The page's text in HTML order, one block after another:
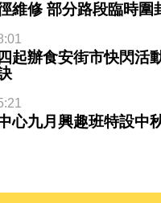
維修 部分路段臨時圍
起辦食安街市快閃活
心九月興趣班特設中